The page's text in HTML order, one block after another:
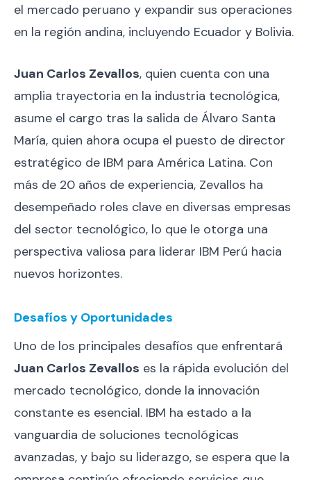
el mercado peruano y expandir sus operaciones
en la región andina, incluyendo Ecuador y Bolivia.
Juan Carlos Zevallos, quien cuenta con una
amplia trayectoria en la industria tecnológica,
asume el cargo tras la salida de Álvaro Santa
María, quien ahora ocupa el puesto de director
estratégico de IBM para América Latina. Con
más de 20 años de experiencia, Zevallos ha
desempeñado roles clave en diversas empresas
del sector tecnológico, lo que le otorga una
perspectiva valiosa para liderar IBM Perú hacia
nuevos horizontes.
Desafíos y Oportunidades
Uno de los principales desafíos que enfrentará
Juan Carlos Zevallos es la rápida evolución del
mercado tecnológico, donde la innovación
constante es esencial. IBM ha estado a la
vanguardia de soluciones tecnológicas
avanzadas, y bajo su liderazgo, se espera que la